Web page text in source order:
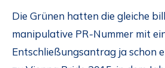
Die Grünen hatten die gleiche
manipulative PR-Nummer mit
Entschließungsantrag ja schon